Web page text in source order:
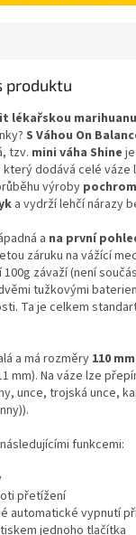
produktu
lékařskou marihuanu
S Váhou On
tzv. mini váha Shine
dodává celé váze
výroby
a vydrží lehčí nárazy
a na první
záruku na vážící
závaží (není
tužkovými
Ta je celkem
a má rozměry 110
mm). Na váze lze
unce, trojská unce,
funkcemi:
přetížení
automatické vypnutí
jednoho tlačítka